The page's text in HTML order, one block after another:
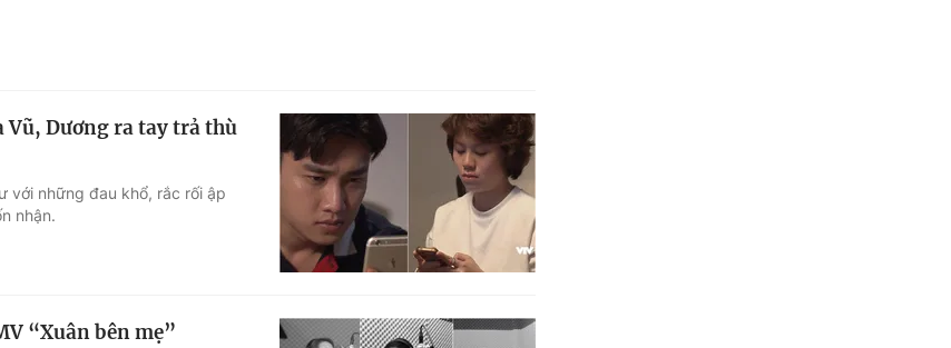
Vũ, Dương ra tay trả thù
với những đau khổ, rắc rối ập
nhận.
“Xuân bên mẹ”